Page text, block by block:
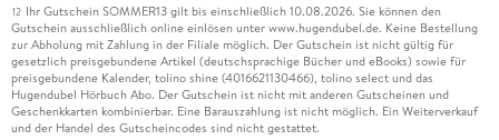
12 Ihr Gutschein SOMMER13 gilt bis einschließlich 10.08.2026. Sie können den
Gutschein ausschließlich online einlösen unter www.hugendubel.de. Keine Bestellung
zur Abholung mit Zahlung in der Filiale möglich. Der Gutschein ist nicht gültig für
gesetzlich preisgebundene Artikel (deutschsprachige Bücher und eBooks) sowie für
preisgebundene Kalender, tolino shine (4016621130466), tolino select und das
Hugendubel Hörbuch Abo. Der Gutschein ist nicht mit anderen Gutscheinen und
Geschenkkarten kombinierbar. Eine Barauszahlung ist nicht möglich. Ein Weiterverkauf
und der Handel des Gutscheincodes sind nicht gestattet.